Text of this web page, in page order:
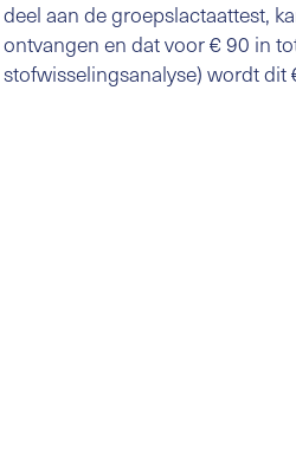
deel aan de groepslactaattest,
ontvangen en dat voor € 90 in
stofwisselingsanalyse) wordt